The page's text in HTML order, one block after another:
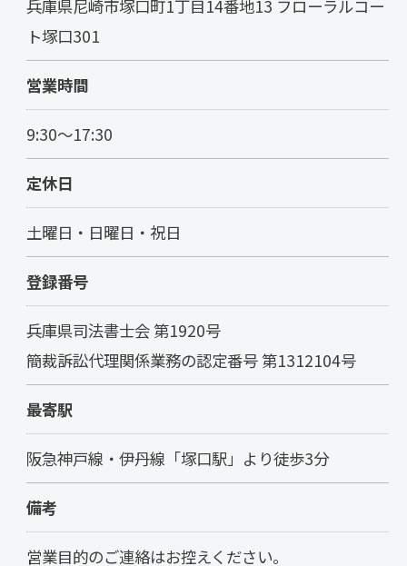
兵庫県尼崎市塚口町1丁目14番地13 フローラルコー
ト塚口301
営業時間
9:30～17:30
定休日
土曜日・日曜日・祝日
登録番号
兵庫県司法書士会 第1920号
簡裁訴訟代理関係業務の認定番号 第1312104号
最寄駅
阪急神戸線・伊丹線「塚口駅」より徒歩3分
備考
営業目的のご連絡はお控えください。